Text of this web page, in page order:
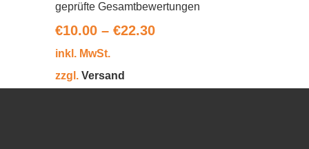
geprüfte Gesamtbewertungen
€10.00 – €22.30
inkl. MwSt.
zzgl. Versand